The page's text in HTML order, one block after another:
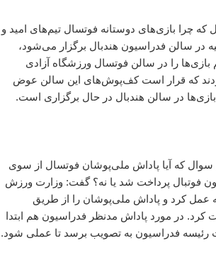
که چرا بازی‌های دوستانه فوتسال تیم‌های امید و
در سالن فدراسیون هندبال برگزار می‌شود،
را در سالن فوتسال ورزشگاه آزادی
کردند که قرار است کف‌پوش‌های این سالن عوض
در سالن هندبال در حال برگزاری است.
سوال که آیا پاداش ملی‌پوشان فوتسال از سوی
فوتبال پرداخت شد یا نه؟ گفت: وزارت ورزش
عمل کرد و پاداش ملی‌پوشان را از طریق
کرد. در مورد پاداش مدنظر فدراسیون هم ابتدا
رئیسه فدراسیون به تصویب برسد تا عملی شود.